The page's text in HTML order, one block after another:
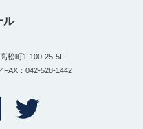
ル
松町1-100-25-5F
FAX：042-528-1442